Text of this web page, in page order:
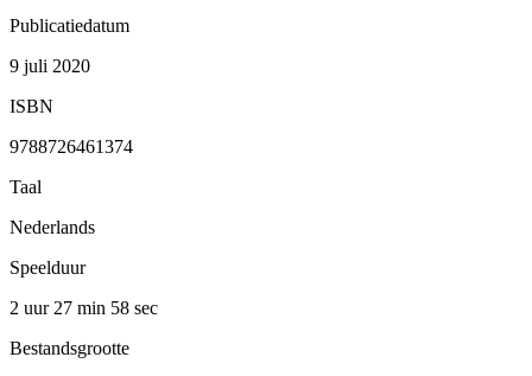
Publicatiedatum
9 juli 2020
ISBN
9788726461374
Taal
Nederlands
Speelduur
2 uur 27 min 58 sec
Bestandsgrootte